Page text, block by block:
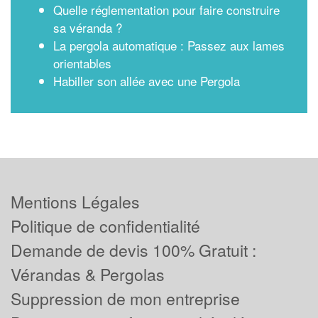
Quelle réglementation pour faire construire
sa véranda ?
La pergola automatique : Passez aux lames
orientables
Habiller son allée avec une Pergola
Mentions Légales
Politique de confidentialité
Demande de devis 100% Gratuit :
Vérandas & Pergolas
Suppression de mon entreprise